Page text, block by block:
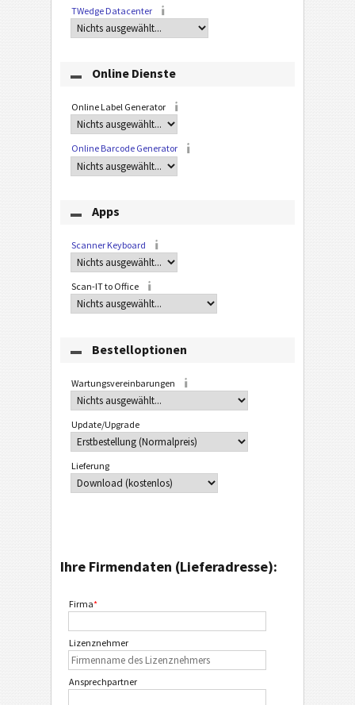
TWedge Datacenter
Online Dienste
Online Label Generator
Online Barcode Generator
Apps
Scanner Keyboard
Scan-IT to Office
Bestelloptionen
Wartungsvereinbarungen
Update/Upgrade
Lieferung
Ihre Firmendaten (Lieferadresse):
Firma*
Lizenznehmer
Ansprechpartner